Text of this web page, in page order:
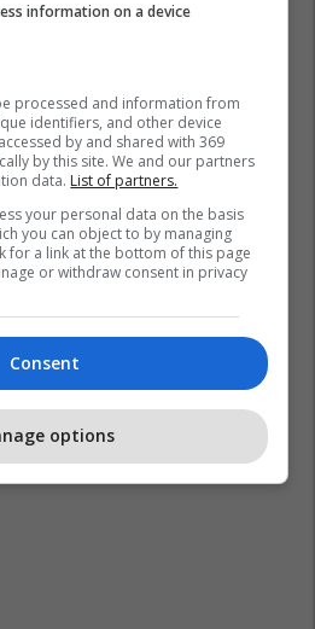
information on a device
processed and information from
identifiers, and other device
by and shared with 369
by this site. We and our partners
data. List of partners.
your personal data on the basis
you can object to by managing
for a link at the bottom of this page
or withdraw consent in privacy
Consent
options